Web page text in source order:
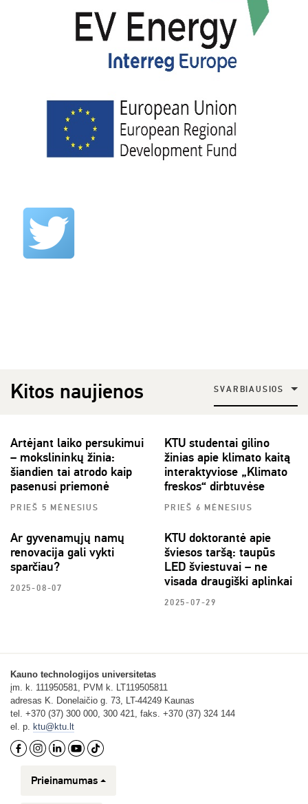
Kitos naujienos SVARBIAUSIOS
Artėjant laiko persukimui
– mokslininkų žinia:
šiandien tai atrodo kaip
pasenusi priemonė
PRIEŠ 5 MĖNESIUS
KTU studentai gilino
žinias apie klimato kaitą
interaktyviose „Klimato
freskos“ dirbtuvėse
PRIEŠ 6 MĖNESIUS
Ar gyvenamųjų namų
renovacija gali vykti
sparčiau?
2025-08-07
KTU doktorantė apie
šviesos taršą: taupūs
LED šviestuvai – ne
visada draugiški aplinkai
2025-07-29
Kauno technologijos universitetas
įm. k. 111950581, PVM k. LT119505811
adresas K. Donelaičio g. 73, LT-44249 Kaunas
tel. +370 (37) 300 000, 300 421, faks. +370 (37) 324 144
el. p. ktu@ktu.lt
Prieinamumas